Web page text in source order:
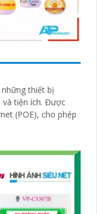
những thiết bị
ích. Được
(POE), cho phép